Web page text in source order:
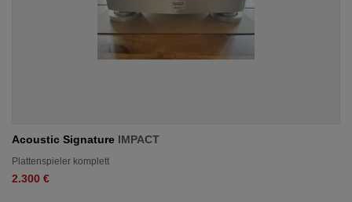
Acoustic Signature IMPACT
Plattenspieler komplett
2.300 €